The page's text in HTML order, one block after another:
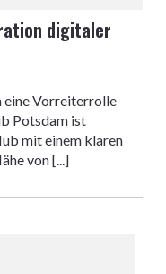
digitaler
eine Vorreiterrolle
Potsdam ist
mit einem klaren
von [...]